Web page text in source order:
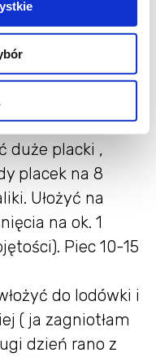
, olej , sodę i
więcej).
przez 7-10
od razu
duże placki ,
placek na 8
Ułożyć na
na ok. 1
Piec 10-15
do lodówki i
( ja zagniotłam
dzień rano z